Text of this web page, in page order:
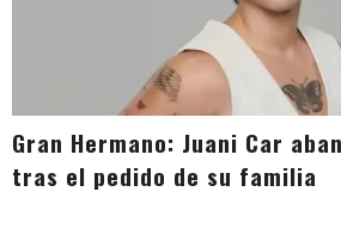
Gran Hermano: Juani Car
tras el pedido de su familia